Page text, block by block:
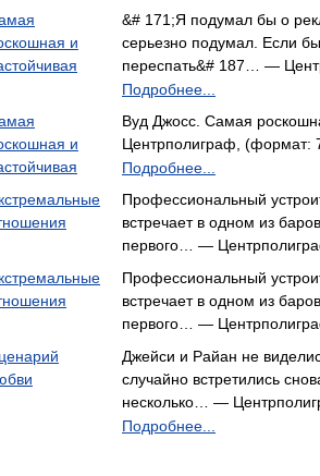
и
&# 171;Я подумал бы о
серьезно подумал. Если
переспать&# 187… —
Подробнее...
и
Вуд Джосс. Самая
Центрполиграф, (формат:
Подробнее...
Профессиональный
встречает в одном из
первого… —
Профессиональный
встречает в одном из
первого… —
Джейси и Райан не
случайно встретились
несколько… —
Подробнее...